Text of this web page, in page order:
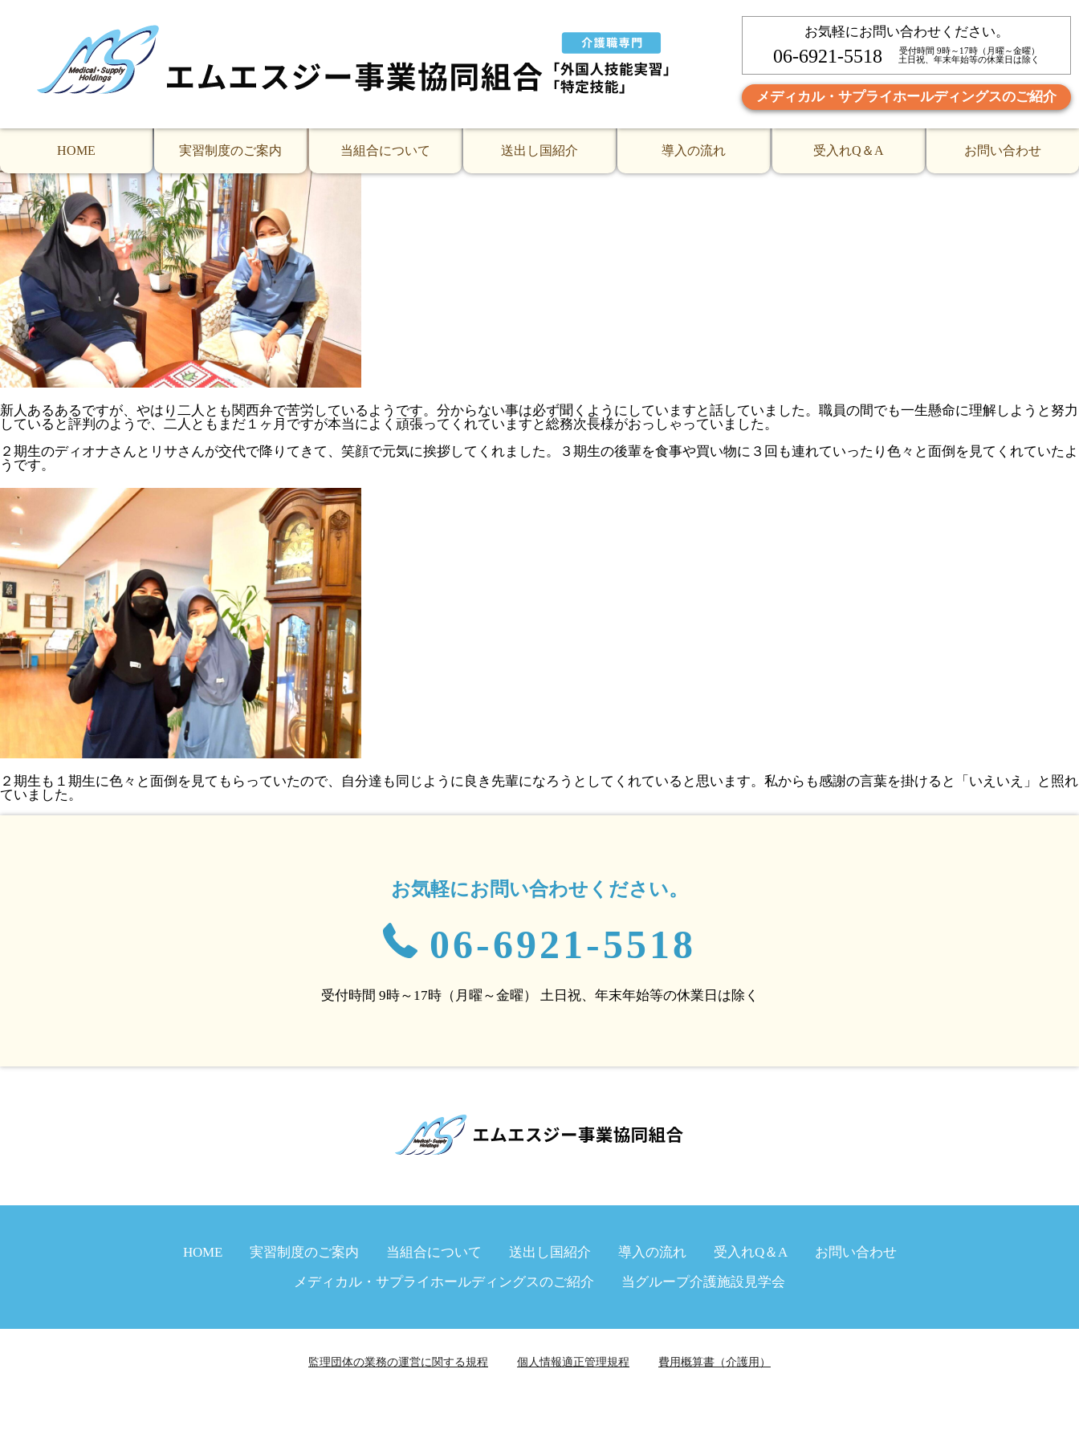
お気軽にお問い合わせください。
06-6921-5518
受付時間 9時～17時（月曜～金曜）
土日祝、年末年始等の休業日は除く
メディカル・サプライホールディングスのご紹介
HOME 実習制度のご案内 当組合について 送出し国紹介 導入の流れ 受入れQ＆A お問い合わせ
先月から勤務開始してちょうど１ヶ月目の技能実習生３期生のサリさん、エルザさんの初めての面談です。２期生の先輩が色々と優しく教えてくれるので助かっていますと二人
が笑顔で話していました。
サリさんはディオナ先輩と同じフロアですが、エルザさんは先輩がいてないフロアで勤務で心配していましたが、日本人スタッフの皆さんが本当に優しく丁寧に教えてくれると
のことで安心しました。
新人あるあるですが、やはり二人とも関西弁で苦労しているようです。分からない事は必ず聞くようにしていますと話していました。職員の間でも一生懸命に理解しようと努力
していると評判のようで、二人ともまだ１ヶ月ですが本当によく頑張ってくれていますと総務次長様がおっしゃっていました。
２期生のディオナさんとリサさんが交代で降りてきて、笑顔で元気に挨拶してくれました。３期生の後輩を食事や買い物に３回も連れていったり色々と面倒を見てくれていたよ
うです。
２期生も１期生に色々と面倒を見てもらっていたので、自分達も同じように良き先輩になろうとしてくれていると思います。私からも感謝の言葉を掛けると「いえいえ」と照れ
ていました。
お気軽にお問い合わせください。
06-6921-5518
受付時間 9時～17時（月曜～金曜） 土日祝、年末年始等の休業日は除く
HOME 実習制度のご案内 当組合について 送出し国紹介 導入の流れ 受入れQ＆A
お問い合わせ
メディカル・サプライホールディングスのご紹介
当グループ介護施設見学会
監理団体の業務の運営に関する規程 個人情報適正管理規程 費用概算書（介護用）